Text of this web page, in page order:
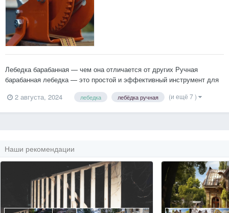
Лебедка барабанная — чем она отличается от других Ручная
барабанная лебедка — это простой и эффективный инструмент для
барабан, на который наматывается тканевая лента или стальной
2 августа, 2024 лебедка лебёдка ручная (и ещё 7 )
Наши рекомендации